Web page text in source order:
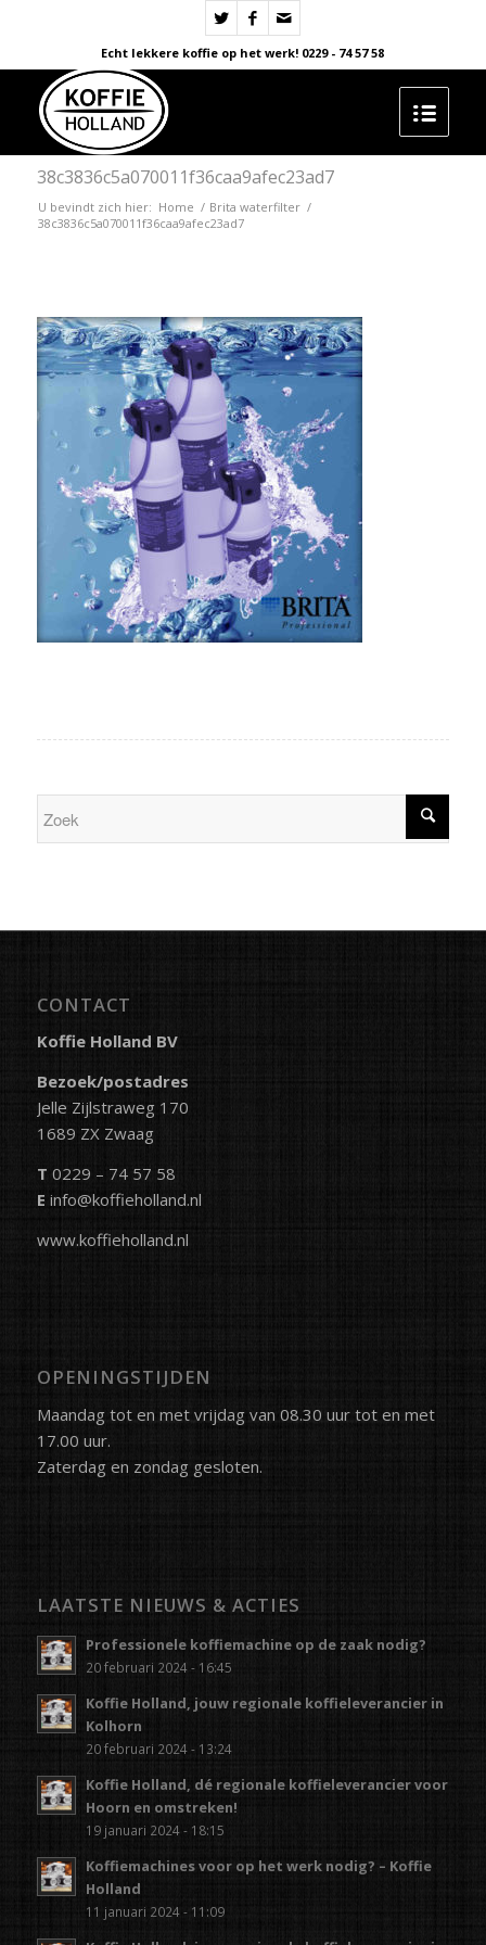
Echt lekkere koffie op het werk! 0229 - 74 57 58
38c3836c5a070011f36caa9afec23ad7
U bevindt zich hier: Home / Brita waterfilter /
38c3836c5a070011f36caa9afec23ad7
CONTACT
Koffie Holland BV
Bezoek/postadres
Jelle Zijlstraweg 170
1689 ZX Zwaag
T 0229 – 74 57 58
E info@koffieholland.nl
www.koffieholland.nl
OPENINGSTIJDEN
Maandag tot en met vrijdag van 08.30 uur tot en met
17.00 uur.
Zaterdag en zondag gesloten.
LAATSTE NIEUWS & ACTIES
Professionele koffiemachine op de zaak nodig?
20 februari 2024 - 16:45
Koffie Holland, jouw regionale koffieleverancier in
Kolhorn
20 februari 2024 - 13:24
Koffie Holland, dé regionale koffieleverancier voor
Hoorn en omstreken!
19 januari 2024 - 18:15
Koffiemachines voor op het werk nodig? – Koffie
Holland
11 januari 2024 - 11:09